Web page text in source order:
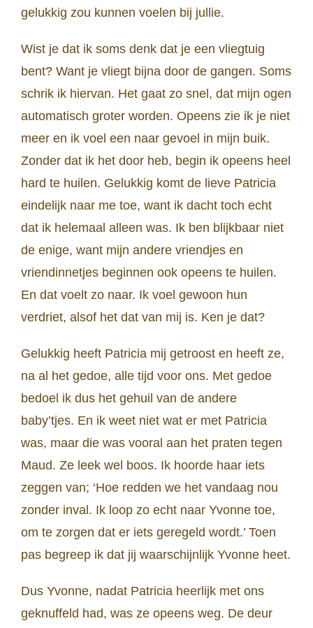
gelukkig zou kunnen voelen bij jullie.
Wist je dat ik soms denk dat je een vliegtuig
bent? Want je vliegt bijna door de gangen. Soms
schrik ik hiervan. Het gaat zo snel, dat mijn ogen
automatisch groter worden. Opeens zie ik je niet
meer en ik voel een naar gevoel in mijn buik.
Zonder dat ik het door heb, begin ik opeens heel
hard te huilen. Gelukkig komt de lieve Patricia
eindelijk naar me toe, want ik dacht toch echt
dat ik helemaal alleen was. Ik ben blijkbaar niet
de enige, want mijn andere vriendjes en
vriendinnetjes beginnen ook opeens te huilen.
En dat voelt zo naar. Ik voel gewoon hun
verdriet, alsof het dat van mij is. Ken je dat?
Gelukkig heeft Patricia mij getroost en heeft ze,
na al het gedoe, alle tijd voor ons. Met gedoe
bedoel ik dus het gehuil van de andere
baby’tjes. En ik weet niet wat er met Patricia
was, maar die was vooral aan het praten tegen
Maud. Ze leek wel boos. Ik hoorde haar iets
zeggen van; ‘Hoe redden we het vandaag nou
zonder inval. Ik loop zo echt naar Yvonne toe,
om te zorgen dat er iets geregeld wordt.’ Toen
pas begreep ik dat jij waarschijnlijk Yvonne heet.
Dus Yvonne, nadat Patricia heerlijk met ons
geknuffeld had, was ze opeens weg. De deur